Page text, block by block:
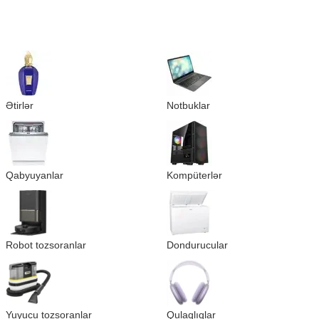
Ətirlər Notbuklar
Qabyuyanlar Kompüterlər
Robot tozsoranlar Dondurucular
Yuyucu tozsoranlar Qulaqlıqlar